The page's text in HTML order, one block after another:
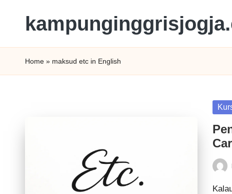
Home » maksud etc in English